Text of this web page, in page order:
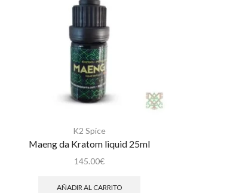
K2 Spice
Maeng da Kratom liquid 25ml
145.00€
AÑADIR AL CARRITO